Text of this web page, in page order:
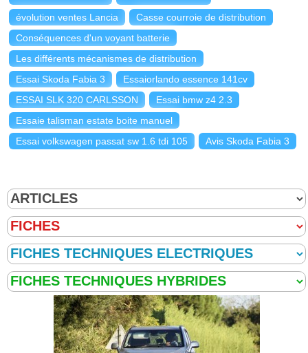
évolution ventes Lancia
Casse courroie de distribution
Conséquences d'un voyant batterie
Les différents mécanismes de distribution
Essai Skoda Fabia 3
Essaiorlando essence 141cv
ESSAI SLK 320 CARLSSON
Essai bmw z4 2.3
Essaie talisman estate boite manuel
Essai volkswagen passat sw 1.6 tdi 105
Avis Skoda Fabia 3